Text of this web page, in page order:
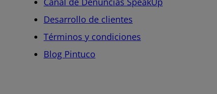
Desarrollo de clientes
Términos y condiciones
Blog Pintuco